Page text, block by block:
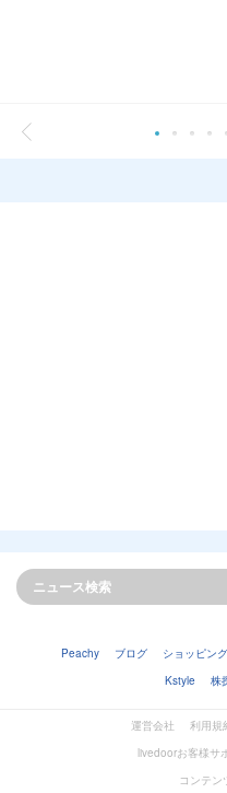
Peachy ブログ ショッピング
Kstyle
株
運営会社 利用規
livedoorお客様サ
コンテン